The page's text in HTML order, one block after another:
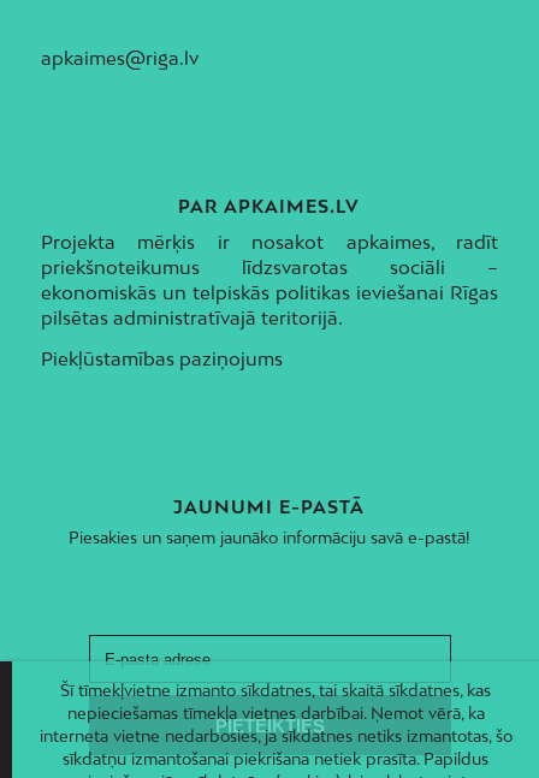
apkaimes@riga.lv
PAR APKAIMES.LV
Projekta mērķis ir nosakot apkaimes, radīt
priekšnoteikumus līdzsvarotas sociāli –
ekonomiskās un telpiskās politikas ieviešanai Rīgas
pilsētas administratīvajā teritorijā.
Piekļūstamības paziņojums
JAUNUMI E-PASTĀ
Piesakies un saņem jaunāko informāciju savā e-pastā!
Šī tīmekļvietne izmanto sīkdatnes, tai skaitā sīkdatnes, kas
nepieciešamas tīmekļa vietnes darbībai. Ņemot vērā, ka
interneta vietne nedarbosies, ja sīkdatnes netiks izmantotas, šo
sīkdatņu izmantošanai piekrišana netiek prasīta. Papildus